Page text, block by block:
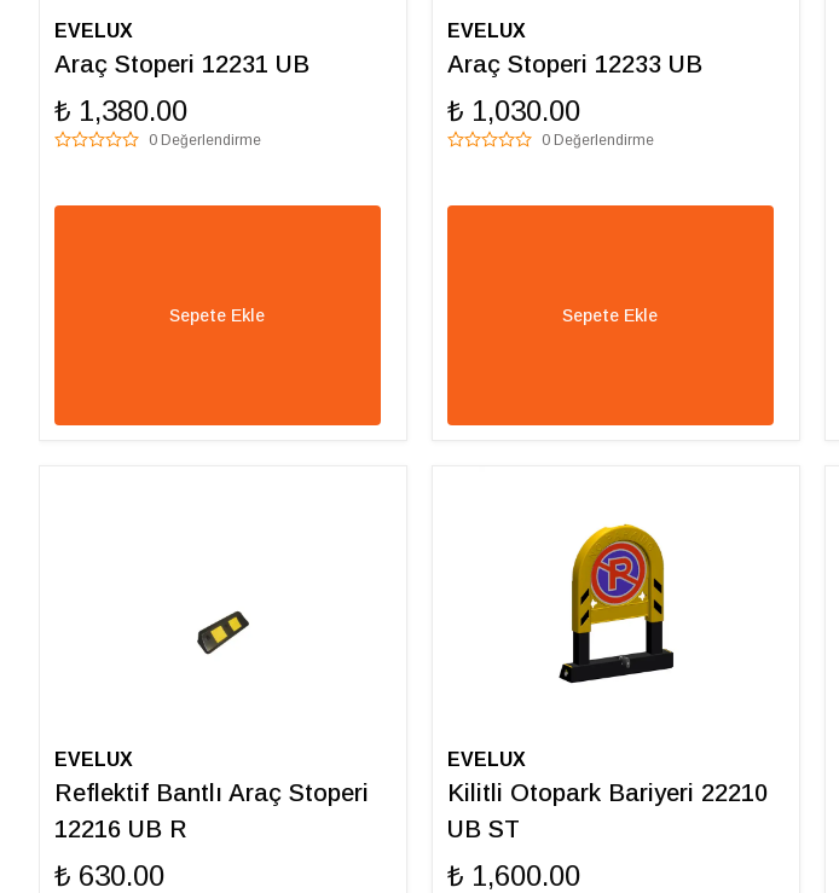
EVELUX
Araç Stoperi 12231 UB
₺ 1,380.00
0 Değerlendirme
Sepete Ekle
EVELUX
Araç Stoperi 12233 UB
₺ 1,030.00
0 Değerlendirme
Sepete Ekle
EVELUX
Reflektif Bantlı Araç Stoperi
12216 UB R
₺ 630.00
EVELUX
Kilitli Otopark Bariyeri 22210
UB ST
₺ 1,600.00